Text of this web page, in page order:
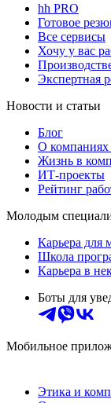
hh PRO
Готовое
Все сервисы
Хочу у вас
Экспертная
Новости и статьи
Блог
О компаниях
Жизнь в
ИТ-проекты
Рейтинг
Молодым
Карьера для
Школа
Карьера в
Боты для
Мобильное
Этика и